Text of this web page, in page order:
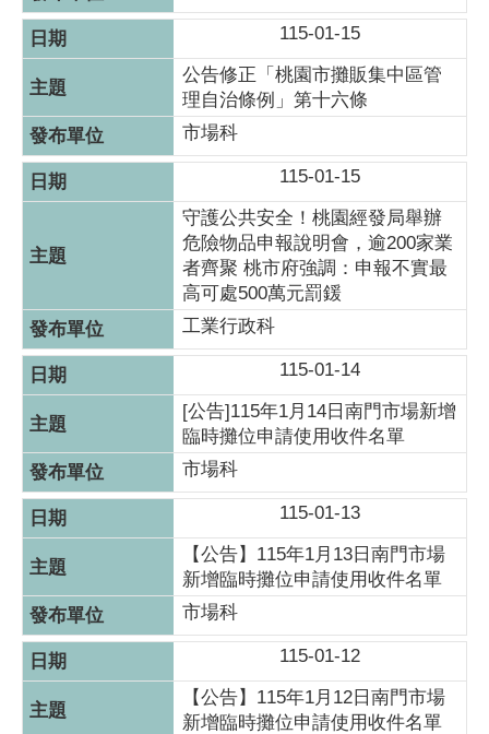
115-01-15
公告修正「桃園市攤販集中區管
理自治條例」第十六條
市場科
115-01-15
守護公共安全！桃園經發局舉辦
危險物品申報說明會，逾200家業
者齊聚 桃市府強調：申報不實最
高可處500萬元罰鍰
工業行政科
115-01-14
[公告]115年1月14日南門市場新增
臨時攤位申請使用收件名單
市場科
115-01-13
【公告】115年1月13日南門市場
新增臨時攤位申請使用收件名單
市場科
115-01-12
【公告】115年1月12日南門市場
新增臨時攤位申請使用收件名單